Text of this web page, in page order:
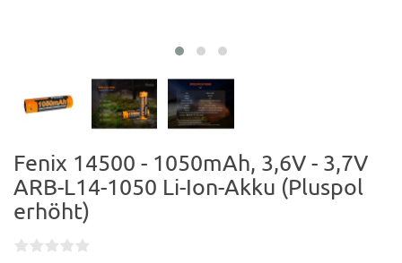
Fenix 14500 - 1050mAh, 3,6V - 3,7V
ARB-L14-1050 Li-Ion-Akku (Pluspol
erhöht)